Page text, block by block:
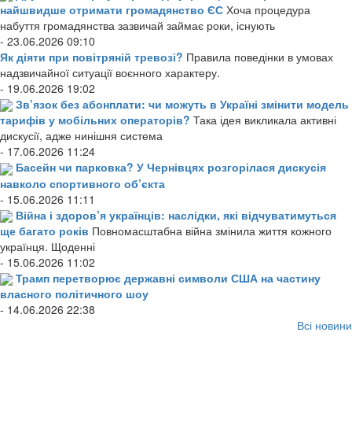
найшвидше отримати громадянство ЄС Хоча процедура
набуття громадянства зазвичай займає роки, існують
- 23.06.2026 09:10
Як діяти при повітряній тревозі? Правила поведінки в умовах
надзвичайної ситуації воєнного характеру.
- 19.06.2026 19:02
Зв’язок без абонплати: чи можуть в Україні змінити модель
тарифів у мобільних операторів? Така ідея викликала активні
дискусії, адже нинішня система
- 17.06.2026 11:24
Басейн чи парковка? У Чернівцях розгорілася дискусія
навколо спортивного об’єкта
- 15.06.2026 11:11
Війна і здоров’я українців: наслідки, які відчуватимуться
ще багато років Повномасштабна війна змінила життя кожного
українця. Щоденні
- 15.06.2026 11:02
Трамп перетворює державні символи США на частину
власного політичного шоу
- 14.06.2026 22:38
Всі новини